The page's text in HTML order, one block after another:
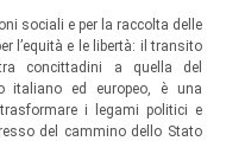
sociali e per la raccolta delle
l’equità e le libertà: il transito
concittadini a quella del
italiano ed europeo, è una
i legami politici e
del cammino dello Stato